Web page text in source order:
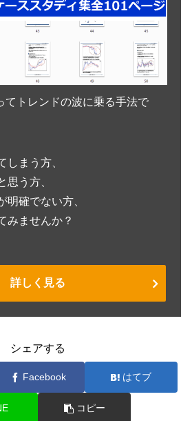
てトレンドの波に乗る手法で
しまう方、
思う方、
明確でない方、
みませんか？
詳しく見る
シェアする
Facebook はてブ
コピー